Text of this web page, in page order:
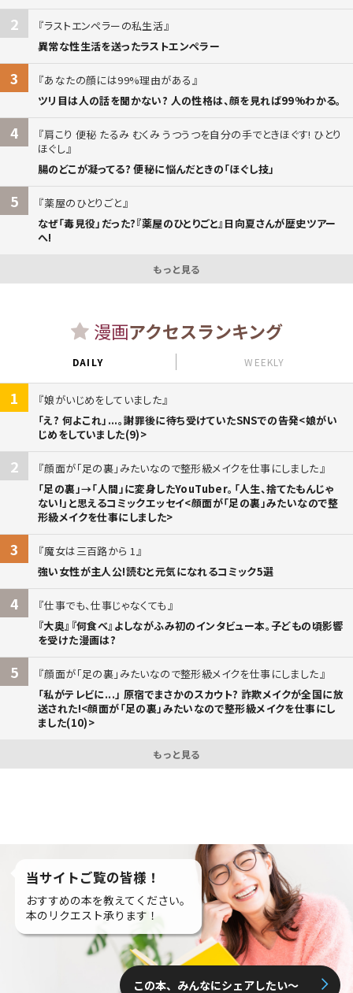
2
ラストエンペラーの私生活
異常な性生活を送ったラストエンペラー
3
あなたの顔には99%理由がある
ツリ目は人の話を聞かない? 人の性格は、顔を見れば99%わかる。
4
肩こり 便秘 たるみ むくみ うつうつを自分の手でときほぐす! ひとり
ほぐし
腸のどこが凝ってる? 便秘に悩んだときの「ほぐし技」
5
薬屋のひとりごと
なぜ「毒見役」だった?『薬屋のひとりごと』日向夏さんが歴史ツアー
へ!
もっと見る
漫画アクセスランキング
DAILY WEEKLY
1
娘がいじめをしていました
「え? 何よこれ」...。謝罪後に待ち受けていたSNSでの告発<娘がい
じめをしていました(9)>
2
顔面が「足の裏」みたいなので整形級メイクを仕事にしました
「足の裏」→「人間」に変身したYouTuber。「人生、捨てたもんじゃ
ない!」と思えるコミックエッセイ<顔面が「足の裏」みたいなので整
形級メイクを仕事にしました>
3
魔女は三百路から 1
強い女性が主人公!読むと元気になれるコミック5選
4
仕事でも、仕事じゃなくても
『大奥』『何食べ』よしながふみ初のインタビュー本。子どもの頃影響
を受けた漫画は?
5
顔面が「足の裏」みたいなので整形級メイクを仕事にしました
「私がテレビに...」 原宿でまさかのスカウト? 詐欺メイクが全国に放
送された!<顔面が「足の裏」みたいなので整形級メイクを仕事にし
ました(10)>
もっと見る
当サイトご覧の皆様！
おすすめの本を教えてください。
本のリクエスト承ります！
この本、みんなにシェアしたい〜